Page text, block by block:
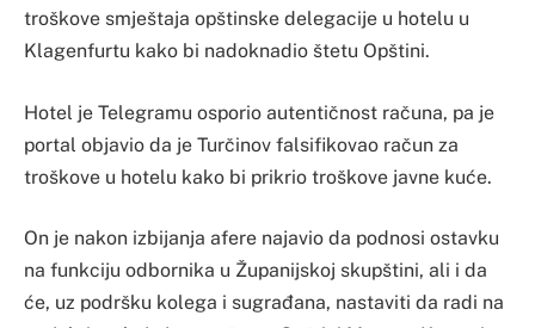
troškove smještaja opštinske delegacije u hotelu u
Klagenfurtu kako bi nadoknadio štetu Opštini.
Hotel je Telegramu osporio autentičnost računa, pa je
portal objavio da je Turčinov falsifikovao račun za
troškove u hotelu kako bi prikrio troškove javne kuće.
On je nakon izbijanja afere najavio da podnosi ostavku
na funkciju odbornika u Županijskoj skupštini, ali i da
će, uz podršku kolega i sugrađana, nastaviti da radi na